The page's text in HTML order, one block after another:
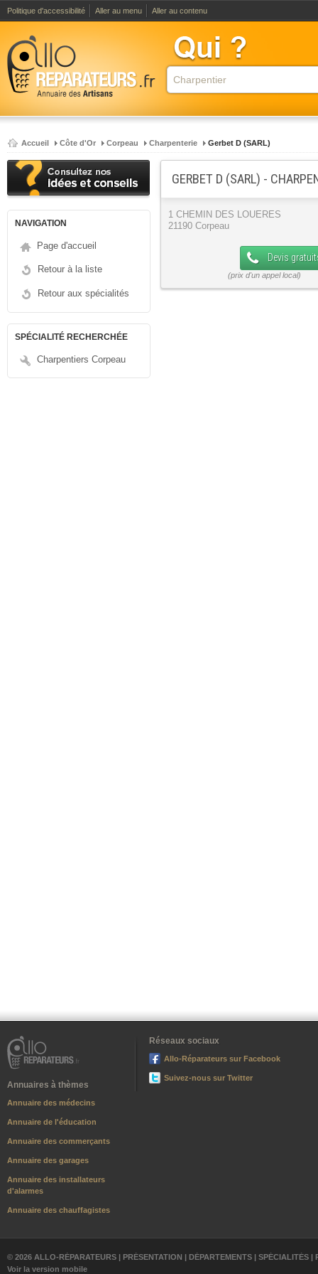
Politique d'accessibilité Aller au menu Aller au contenu
Accueil Côte d'Or Corpeau Charpenterie Gerbet D (SARL)
NAVIGATION
Page d'accueil
Retour à la liste
Retour aux spécialités
SPÉCIALITÉ RECHERCHÉE
Charpentiers Corpeau
GERBET D (SARL) -
1 CHEMIN DES LOUERES
21190 Corpeau
Devis
Annuaires à thèmes
Annuaire des médecins
Annuaire de l'éducation
Annuaire des commerçants
Annuaire des garages
Annuaire des installateurs
d'alarmes
Annuaire des chauffagistes
Réseaux sociaux
Allo-Réparateurs sur Facebook
Suivez-nous sur Twitter
© 2026 ALLO-RÉPARATEURS | PRÉSENTATION | DÉPARTEMENTS | SPÉCIALITÉS |
Voir la version mobile